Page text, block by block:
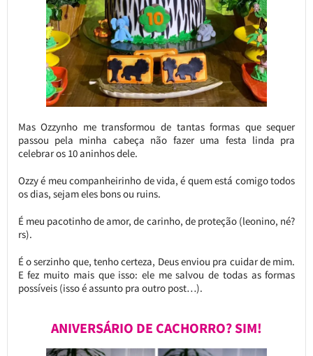
Mas Ozzynho me transformou de tantas formas que sequer
passou pela minha cabeça não fazer uma festa linda pra
celebrar os 10 aninhos dele.
Ozzy é meu companheirinho de vida, é quem está comigo todos
os dias, sejam eles bons ou ruins.
É meu pacotinho de amor, de carinho, de proteção (leonino, né?
rs).
É o serzinho que, tenho certeza, Deus enviou pra cuidar de mim.
E fez muito mais que isso: ele me salvou de todas as formas
possíveis (isso é assunto pra outro post…).
ANIVERSÁRIO DE CACHORRO? SIM!